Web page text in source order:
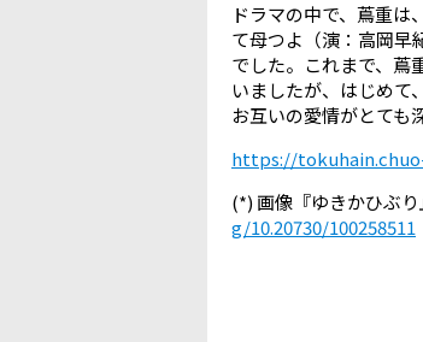
ドラマの中で、蔦重
て母つよ（演：高岡早
でした。これまで、蔦
いましたが、はじめて
お互いの愛情がとても
https://
(*) 画像『ゆきかひぶり
g/10.20730/100258511